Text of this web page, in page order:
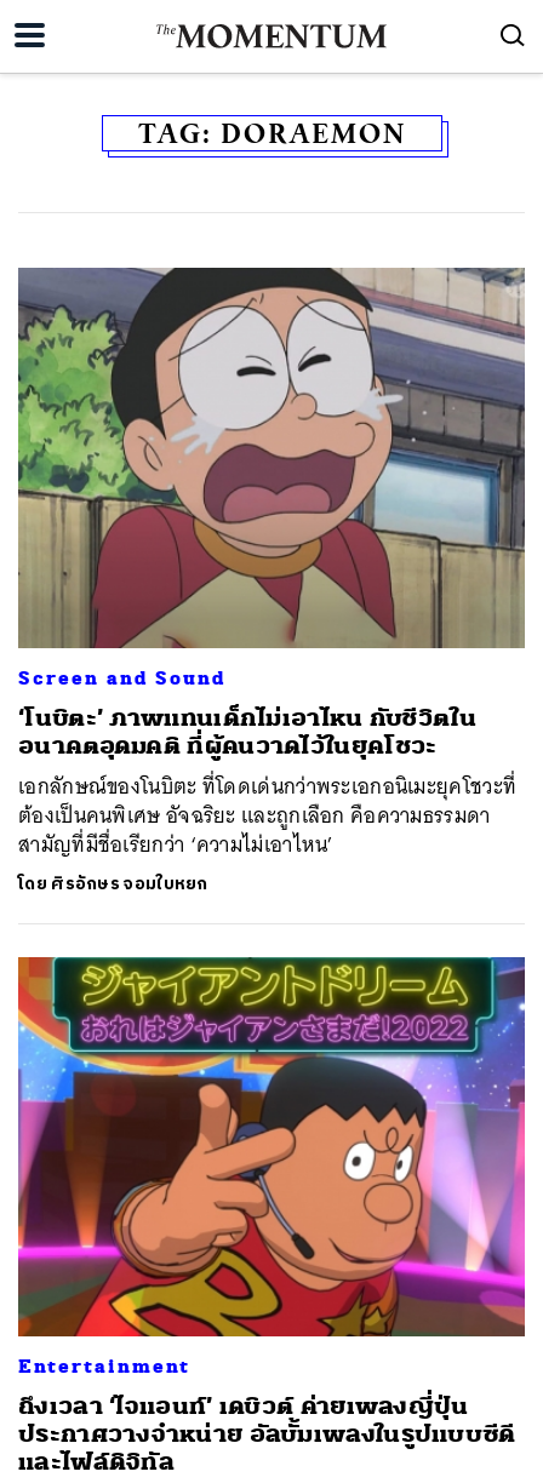
TAG: DORAEMON
Screen and Sound
‘โนบิตะ’ ภาพแทนเด็กไม่เอาไหน กับชีวิตใน
อนาคตอุดมคติ ที่ผู้คนวาดไว้ในยุคโชวะ
เอกลักษณ์ของโนบิตะ ที่โดดเด่นกว่าพระเอกอนิเมะยุคโชวะที่
ต้องเป็นคนพิเศษ อัจฉริยะ และถูกเลือก คือความธรรมดา
สามัญที่มีชื่อเรียกว่า ‘ความไม่เอาไหน’
โดย ศิรอักษร จอมใบหยก
Entertainment
ถึงเวลา ‘ไจแอนท์’ เดบิวต์ ค่ายเพลงญี่ปุ่น
ประกาศวางจำหน่าย อัลบั้มเพลงในรูปแบบซีดี
และไฟล์ดิจิทัล